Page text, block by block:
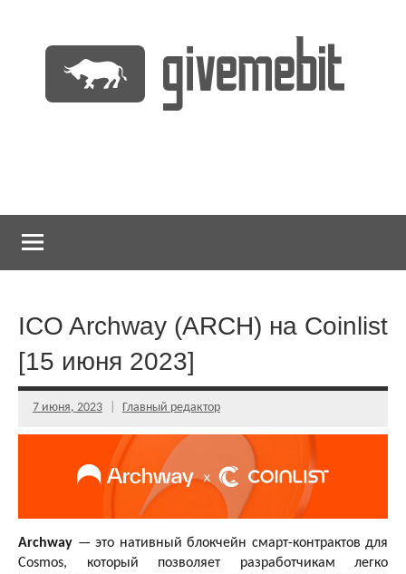
содержимому
ICO Archway (ARCH) на Coinlist
[15 июня 2023]
7 июня, 2023 Главный редактор
Archway — это нативный блокчейн смарт-контрактов для
Cosmos, который позволяет разработчикам легко